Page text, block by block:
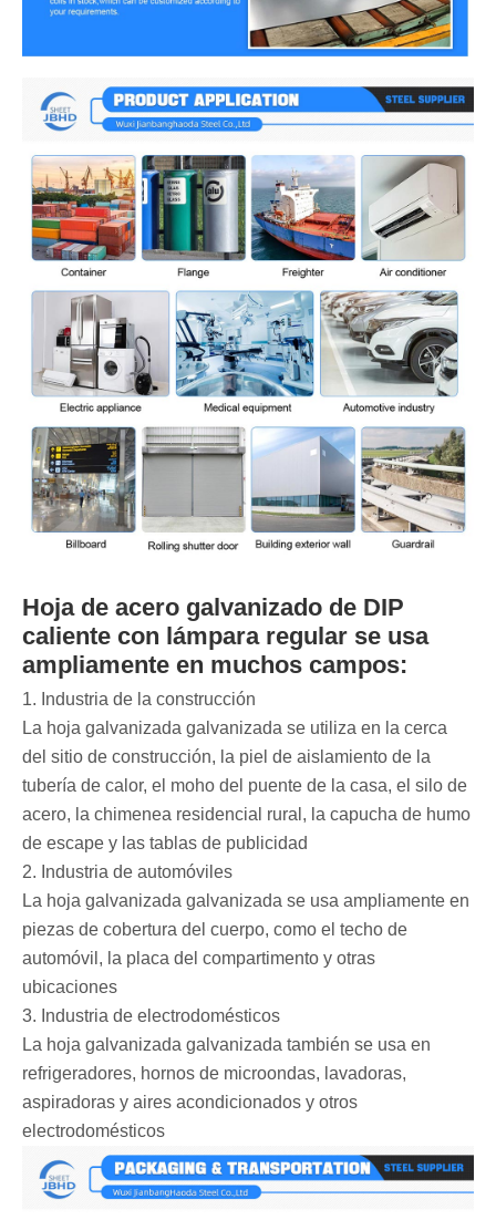
Hoja de acero galvanizado de DIP
caliente con lámpara regular se usa
ampliamente en muchos campos:
1. Industria de la construcción ‌
La hoja galvanizada galvanizada se utiliza en la cerca
del sitio de construcción, la piel de aislamiento de la
tubería de calor, el moho del puente de la casa, el silo de
acero, la chimenea residencial rural, la capucha de humo
de escape y las tablas de publicidad
2. Industria de automóviles ‌
La hoja galvanizada galvanizada se usa ampliamente en
piezas de cobertura del cuerpo, como el techo de
automóvil, la placa del compartimento y otras
ubicaciones
3. Industria de electrodomésticos‌
La hoja galvanizada galvanizada también se usa en
refrigeradores, hornos de microondas, lavadoras,
aspiradoras y aires acondicionados y otros
electrodomésticos